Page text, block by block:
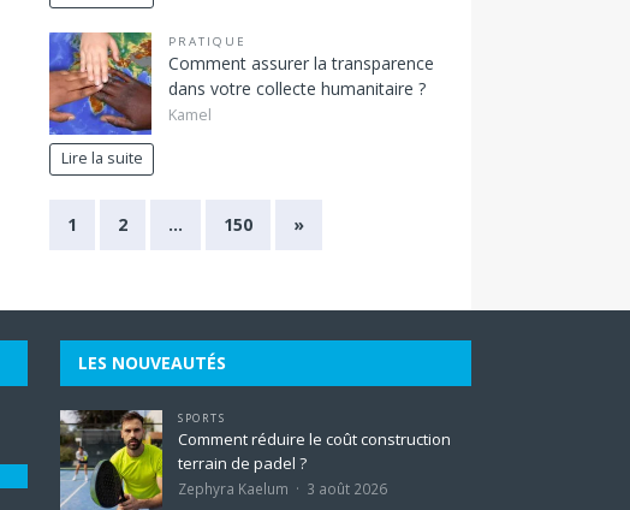
PRATIQUE
Comment assurer la transparence
dans votre collecte humanitaire ?
Kamel
Lire la suite
1 2 … 150 »
LES NOUVEAUTÉS
SPORTS
Comment réduire le coût construction
terrain de padel ?
Zephyra Kaelum 3 août 2026